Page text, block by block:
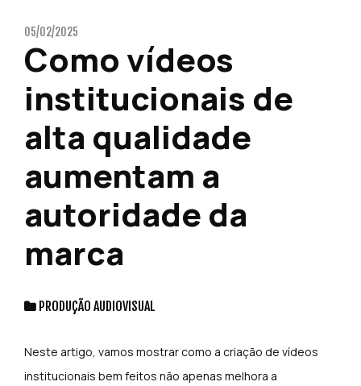
05/02/2025
Como vídeos
institucionais de
alta qualidade
aumentam a
autoridade da
marca
PRODUÇÃO AUDIOVISUAL
Neste artigo, vamos mostrar como a criação de vídeos
institucionais bem feitos não apenas melhora a